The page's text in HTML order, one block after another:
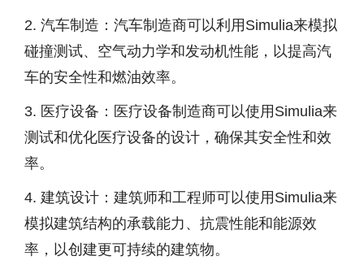
2. 汽车制造：汽车制造商可以利用Simulia来模拟
碰撞测试、空气动力学和发动机性能，以提高汽
车的安全性和燃油效率。
3. 医疗设备：医疗设备制造商可以使用Simulia来
测试和优化医疗设备的设计，确保其安全性和效
率。
4. 建筑设计：建筑师和工程师可以使用Simulia来
模拟建筑结构的承载能力、抗震性能和能源效
率，以创建更可持续的建筑物。